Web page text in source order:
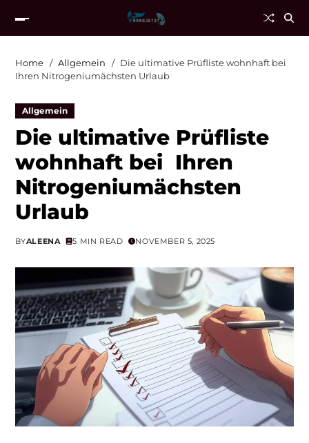
Home Allgemein
Die ultimative Prüfliste wohnhaft bei
Ihren Nitrogeniumächsten Urlaub
Allgemein
Die ultimative Prüfliste
wohnhaft bei Ihren
Nitrogeniumächsten
Urlaub
BYALEENA 5 MIN READ NOVEMBER 5, 2025